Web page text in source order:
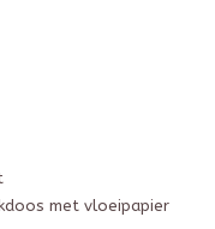
met vloeipapier